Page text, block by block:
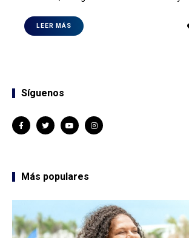
LEER MÁS
Síguenos
Más populares